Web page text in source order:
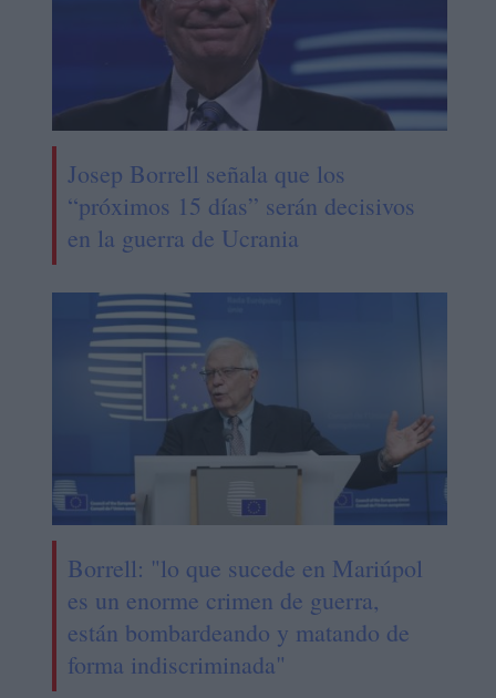
Josep Borrell señala que los
“próximos 15 días” serán decisivos
en la guerra de Ucrania
Borrell: "lo que sucede en Mariúpol
es un enorme crimen de guerra,
están bombardeando y matando de
forma indiscriminada"